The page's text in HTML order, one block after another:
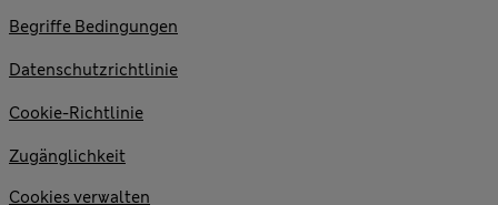
Begriffe Bedingungen
Datenschutzrichtlinie
Cookie-Richtlinie
Zugänglichkeit
Cookies verwalten